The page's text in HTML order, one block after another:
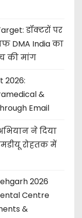
डॉक्टरों पर
DMA India का
की मांग
2026:
&
Email
ने दिया
रोहतक में
2026
Centre
&